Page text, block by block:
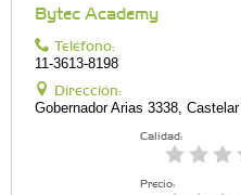
Bytec Academy
Teléfono:
11-3613-8198
Dirección:
Gobernador Arias 3338, Castelar
Calidad:
Precio: